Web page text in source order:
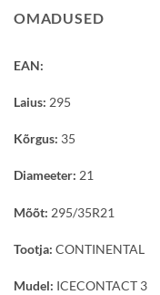
OMADUSED
EAN:
Laius: 295
Kõrgus: 35
Diameeter: 21
Mõõt: 295/35R21
Tootja: CONTINENTAL
Mudel: ICECONTACT 3